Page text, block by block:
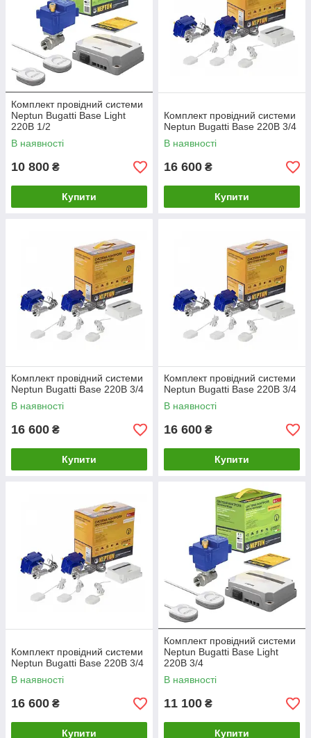
Комплект провідний системи
Neptun Bugatti Base Light
220В 1/2
В наявності
10 800 ₴
Купити
Комплект провідний системи
Neptun Bugatti Base 220B 3/4
В наявності
16 600 ₴
Купити
Комплект провідний системи
Neptun Bugatti Base 220B 3/4
В наявності
16 600 ₴
Купити
Комплект провідний системи
Neptun Bugatti Base 220B 3/4
В наявності
16 600 ₴
Купити
Комплект провідний системи
Neptun Bugatti Base 220B 3/4
В наявності
16 600 ₴
Купити
Комплект провідний системи
Neptun Bugatti Base Light
220В 3/4
В наявності
11 100 ₴
Купити